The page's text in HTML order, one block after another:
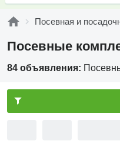
Посевная и
Посевные
84 объявления: